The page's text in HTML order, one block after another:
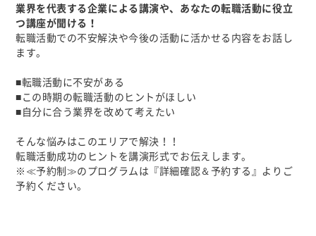
業界を代表する企業による講演や、あなたの転職活動に役立
つ講座が聞ける！
転職活動での不安解決や今後の活動に活かせる内容をお話し
ます。
■転職活動に不安がある
■この時期の転職活動のヒントがほしい
■自分に合う業界を改めて考えたい
そんな悩みはこのエリアで解決！！
転職活動成功のヒントを講演形式でお伝えします。
※≪予約制≫のプログラムは『詳細確認＆予約する』よりご
予約ください。